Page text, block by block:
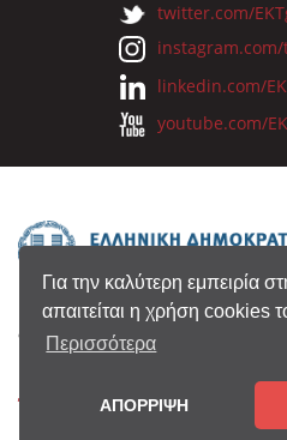
Για την καλύτερη εμπειρία
απαιτείται η χρήση cookies
Περισσότερα
ΑΠΟΡΡΙΨΗ
twitter.com/
instagram.com/
linkedin.com/
youtube.com/
© 2026 Eθνικό Κέντρο
Όροι Χρήσης•Πολιτική